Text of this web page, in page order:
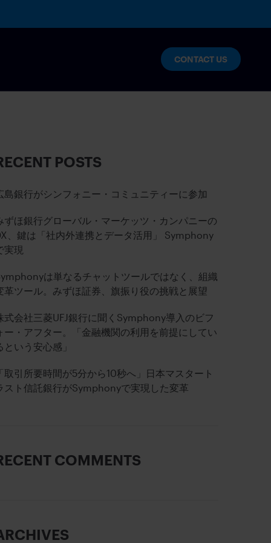
CONTACT US
POSTS
島銀行がシンフォニー・コミュニティーに参加
ずほ銀行グローバル・マーケッツ・カンパニーの
、鍵は「社内外連携とデータ活用」 Symphony
実現
は単なるチャットツールではなく、組織
革ツール。みずほ証券、旗振り役の挑戦と展望
式会社三菱UFJ銀行に聞くSymphony導入のビフ
ー・アフター。「金融機関の利用を前提にしてい
という安心感」
「取引所要時間が5分から10秒へ」日本マスタート
スト信託銀行がSymphonyで実現した変革
COMMENTS